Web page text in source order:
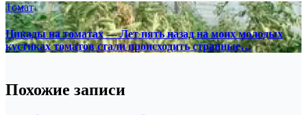
Томат
Цикады на томатах — Лет пять назад на моих молодых
кустиках томатов стали происходить странные…
Похожие записи